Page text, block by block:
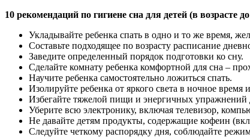
10 рекомендаций по гигиене сна для детей (в возрасте
Укладывайте ребенка спать в одно и то же время,
Составьте подходящее по возрасту расписание
Заведите определенный порядок подготовки ко сну.
Сделайте комнату ребенка комфортной для сна –
Научите ребенка самостоятельно ложиться спать.
Изолируйте ребенка от яркого света в ночное
Избегайте тяжелой пищи и энергичных упражнений
Уберите всю электронику, включая телевизор,
Не давайте детям продукты, содержащие кофеин
Следуйте четкому распорядку дня, соблюдайте